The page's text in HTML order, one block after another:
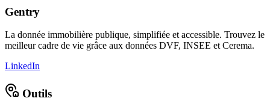
Gentry
La donnée immobilière publique, simplifiée et accessible. Trouvez le
meilleur cadre de vie grâce aux données DVF, INSEE et Cerema.
LinkedIn
Outils